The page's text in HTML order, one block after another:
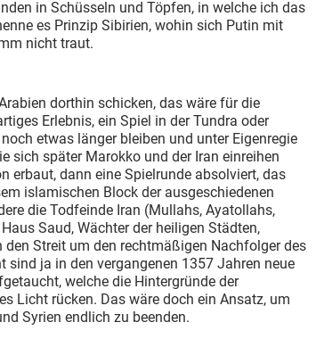
in Schüsseln und Töpfen, in welche ich das
es Prinzip Sibirien, wohin sich Putin mit
nicht traut.
dorthin schicken, das wäre für die
Erlebnis, ein Spiel in der Tundra oder
etwas länger bleiben und unter Eigenregie
sich später Marokko und der Iran einreihen
erbaut, dann eine Spielrunde absolviert, das
islamischen Block der ausgeschiedenen
die Todfeinde Iran (Mullahs, Ayatollahs,
Saud, Wächter der heiligen Städten,
Streit um den rechtmäßigen Nachfolger des
sind ja in den vergangenen 1357 Jahren neue
welche die Hintergründe der
Licht rücken. Das wäre doch ein Ansatz, um
Syrien endlich zu beenden.